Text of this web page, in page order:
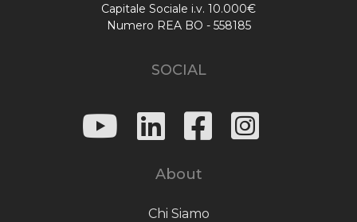
Capitale Sociale i.v. 10.000€
Numero REA BO - 558185
SOCIAL
About
Chi Siamo